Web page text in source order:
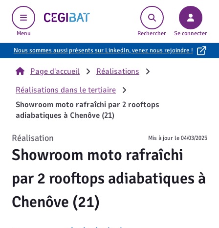
Menu
Cegibat, accueil
Rechercher Se connecter
Nous sommes aussi présents sur LinkedIn, venez nous rejoindre !
Page d'accueil
Réalisations
Réalisations dans le tertiaire
Showroom moto rafraîchi par 2 rooftops
adiabatiques à Chenôve (21)
Showroom moto rafraîchi
par 2 rooftops adiabatiques à
Chenôve (21)
Réalisation Mis à jour le04/03/2025